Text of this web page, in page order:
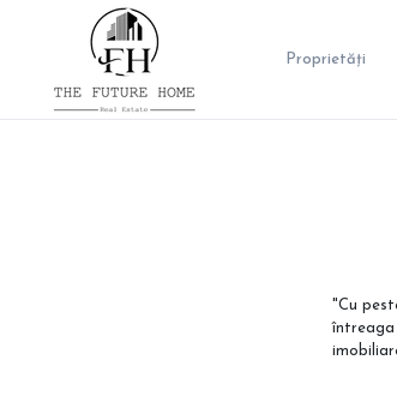
Proprietăți
"Cu
întreaga